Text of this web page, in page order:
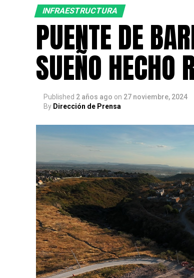
INFRAESTRUCTURA
PUENTE DE
SUEÑO HECHO
Published 2 años ago on 27 noviembre, 2024
By Dirección de Prensa